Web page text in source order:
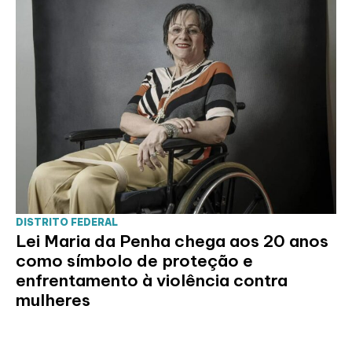
DISTRITO FEDERAL
Lei Maria da Penha chega aos 20 anos
como símbolo de proteção e
enfrentamento à violência contra
mulheres